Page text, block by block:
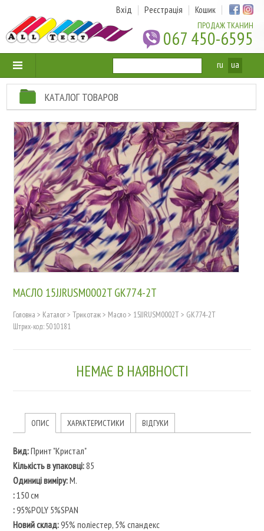
ПРОДАЖ ТКАНИН
067 450-6595
Вхід Реєстрація Кошик
ru ua
КАТАЛОГ ТОВАРОВ
МАСЛО 15JJRUSM0002T GK774-2T
Головна > Каталог> Трикотаж> Масло> 15JJRUSM0002T> GK774-2T
Штрих-код: 5010181
НЕМАЄ В НАЯВНОСТІ
ОПИС ХАРАКТЕРИСТИКИ ВІДГУКИ
Вид:Принт "Кристал"
Кількість в упаковці:85
Одиниці виміру:M.
:150 см
:95%POLY 5%SPAN
Новий склад:95% поліестер, 5% спандекс